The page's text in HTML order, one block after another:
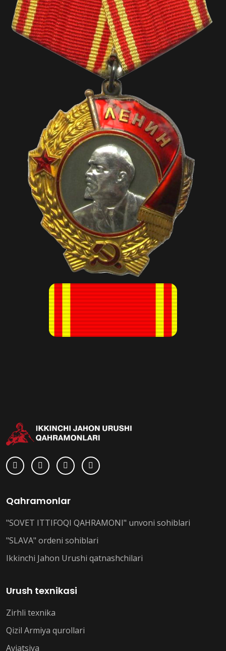
Qahramonlar
"SOVET ITTIFOQI QAHRAMONI" unvoni sohiblari
"SLAVA" ordeni sohiblari
Ikkinchi Jahon Urushi qatnashchilari
Urush texnikasi
Zirhli texnika
Qizil Armiya qurollari
Aviatsiya